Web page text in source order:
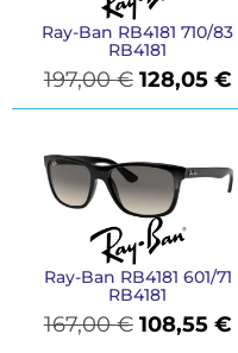
Ray-Ban RB4181 710/83
RB4181
197,00€ 128,05 €
Ray-Ban RB4181 601/71
RB4181
167,00€ 108,55 €